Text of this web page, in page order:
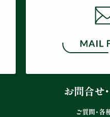
お問合せ
ご質問・各